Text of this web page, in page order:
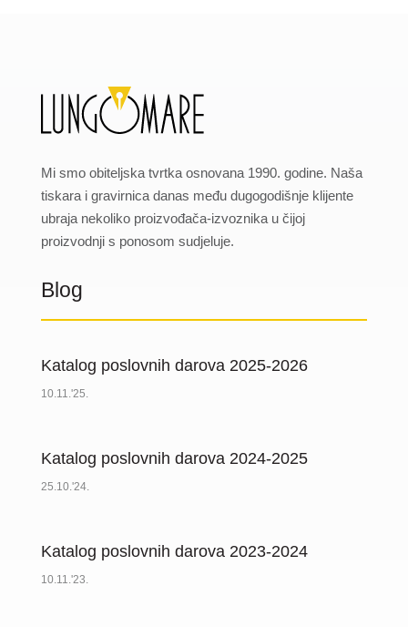
Mi smo obiteljska tvrtka osnovana 1990. godine. Naša
tiskara i gravirnica danas među dugogodišnje klijente
ubraja nekoliko proizvođača-izvoznika u čijoj
proizvodnji s ponosom sudjeluje.
Blog
Katalog poslovnih darova 2025-2026
10.11.'25.
Katalog poslovnih darova 2024-2025
25.10.'24.
Katalog poslovnih darova 2023-2024
10.11.'23.